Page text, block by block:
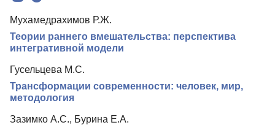
Редакционная политика
Индексирование
Для авторов
Рубрики
Контакты
Мухамедрахимов Р.Ж.
Теории раннего вмешательства: перспектива
интегративной модели
Гусельцева М.С.
Трансформации современности: человек, мир,
методология
Зазимко А.С., Бурина Е.А.